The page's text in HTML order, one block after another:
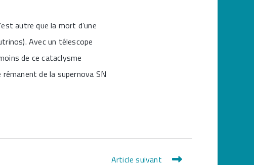
autre que la mort d’une
Avec un télescope
de ce cataclysme
de la supernova SN
Article suivant